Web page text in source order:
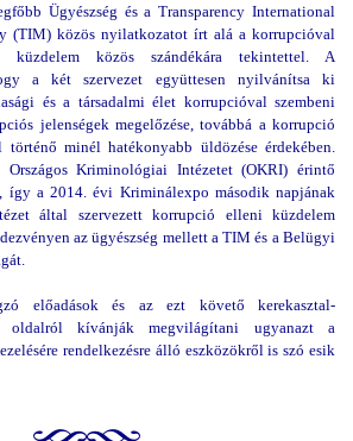
Ügyészség és a Transparency International
(TIM) közös nyilatkozatot írt alá a korrupcióval
küzdelem közös szándékára tekintettel. A
a két szervezet együttesen nyilvánítsa ki
és a társadalmi élet korrupcióval szembeni
jelenségek megelőzése, továbbá a korrupció
minél hatékonyabb üldözése érdekében.
Kriminológiai Intézetet (OKRI) érintő
így a 2014. évi Kriminálexpo második napjának
által szervezett korrupció elleni küzdelem
az ügyészség mellett a TIM és a Belügyi
előadások és az ezt követő kerekasztal-
oldalról kívánják megvilágítani ugyanazt a
rendelkezésre álló eszközökről is szó esik